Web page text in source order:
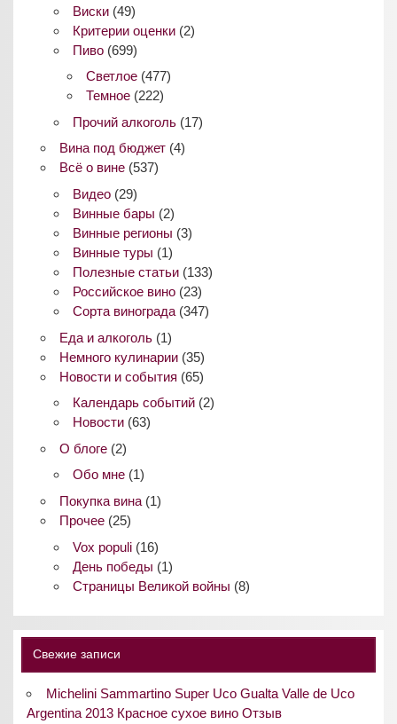
Виски(49)
Критерии оценки(2)
Пиво(699)
Светлое (477)
Темное (222)
Прочий алкоголь(17)
Вина под бюджет(4)
Всё о вине(537)
Видео(29)
Винные бары (2)
Винные регионы (3)
Винные туры (1)
Полезные статьи(133)
Российское вино(23)
Сорта винограда(347)
Еда и алкоголь(1)
Немного кулинарии(35)
Новости и события (65)
Календарь событий(2)
Новости(63)
О блоге(2)
Обо мне(1)
Покупка вина(1)
Прочее(25)
Vox populi(16)
День победы (1)
Страницы Великой войны (8)
Свежие записи
Michelini Sammartino Super Uco Gualta Valle de Uco
Argentina 2013 Красное сухое вино Отзыв